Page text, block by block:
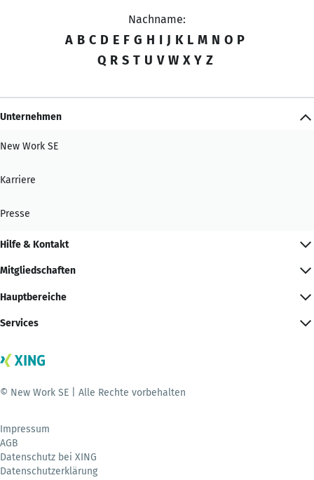
Nachname:
A B C D E F G H I J K L M N O P
Q R S T U V W X Y Z
Unternehmen
New Work SE
Karriere
Presse
Hilfe & Kontakt
Mitgliedschaften
Hauptbereiche
Services
© New Work SE | Alle Rechte vorbehalten
Impressum
AGB
Datenschutz bei XING
Datenschutzerklärung